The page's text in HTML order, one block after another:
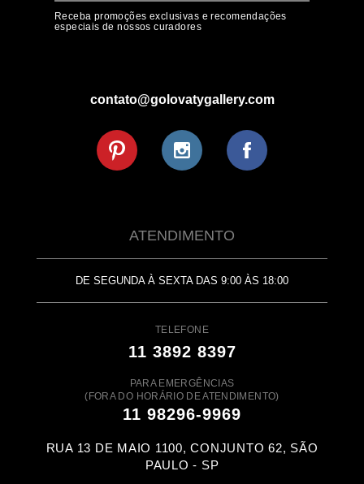
Receba promoções exclusivas e recomendações
especiais de nossos curadores
contato@golovatygallery.com
ATENDIMENTO
DE SEGUNDA À SEXTA DAS 9:00 ÀS 18:00
TELEFONE
11 3892 8397
PARA EMERGÊNCIAS
(FORA DO HORÁRIO DE ATENDIMENTO)
11 98296-9969
RUA 13 DE MAIO 1100, CONJUNTO 62, SÃO
PAULO - SP